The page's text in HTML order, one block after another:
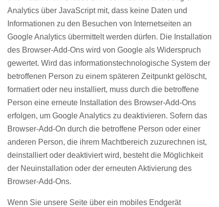
Analytics über JavaScript mit, dass keine Daten und
Informationen zu den Besuchen von Internetseiten an
Google Analytics übermittelt werden dürfen. Die Installation
des Browser-Add-Ons wird von Google als Widerspruch
gewertet. Wird das informationstechnologische System der
betroffenen Person zu einem späteren Zeitpunkt gelöscht,
formatiert oder neu installiert, muss durch die betroffene
Person eine erneute Installation des Browser-Add-Ons
erfolgen, um Google Analytics zu deaktivieren. Sofern das
Browser-Add-On durch die betroffene Person oder einer
anderen Person, die ihrem Machtbereich zuzurechnen ist,
deinstalliert oder deaktiviert wird, besteht die Möglichkeit
der Neuinstallation oder der erneuten Aktivierung des
Browser-Add-Ons.
Wenn Sie unsere Seite über ein mobiles Endgerät